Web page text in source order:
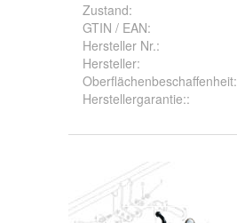
Zustand:
GTIN / EAN:
Hersteller Nr.:
Hersteller:
Oberflächenbeschaffenheit:
Herstellergarantie::